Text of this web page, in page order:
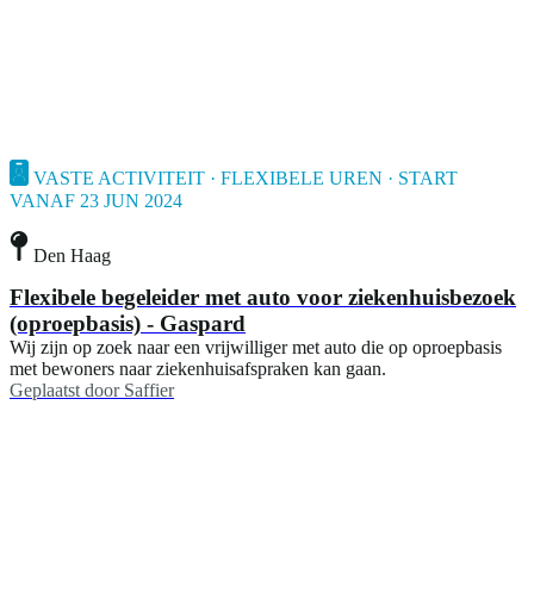
VASTE ACTIVITEIT · FLEXIBELE UREN · START
VANAF 23 JUN 2024
Den Haag
Flexibele begeleider met auto voor ziekenhuisbezoek
(oproepbasis) - Gaspard
Wij zijn op zoek naar een vrijwilliger met auto die op oproepbasis
met bewoners naar ziekenhuisafspraken kan gaan.
Geplaatst door Saffier